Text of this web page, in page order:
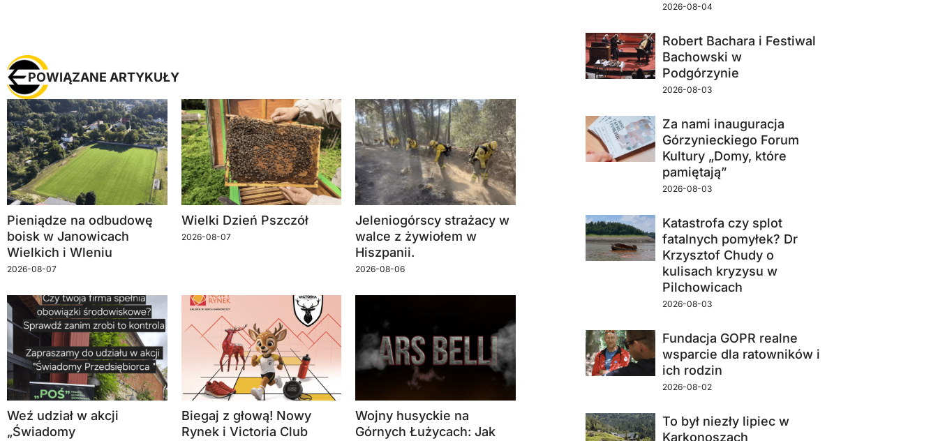
POWIĄZANE ARTYKUŁY
Pieniądze na odbudowę
boisk w Janowicach
Wielkich i Wleniu
2026-08-07
Wielki Dzień Pszczół
2026-08-07
Jeleniogórscy strażacy w
walce z żywiołem w
Hiszpanii.
2026-08-06
Weź udział w akcji
„Świadomy
Biegaj z głową! Nowy
Rynek i Victoria Club
Wojny husyckie na
Górnych Łużycach: Jak
2026-08-04
Robert Bachara i Festiwal
Bachowski w
Podgórzynie
2026-08-03
Za nami inauguracja
Górzynieckiego Forum
Kultury „Domy, które
pamiętają”
2026-08-03
Katastrofa czy splot
fatalnych pomyłek? Dr
Krzysztof Chudy o
kulisach kryzysu w
Pilchowicach
2026-08-03
Fundacja GOPR realne
wsparcie dla ratowników i
ich rodzin
2026-08-02
To był niezły lipiec w
Karkonoszach